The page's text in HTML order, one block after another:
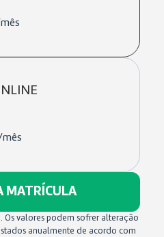
MATRÍCULA
Os valores podem sofrer alteração
anualmente de acordo com